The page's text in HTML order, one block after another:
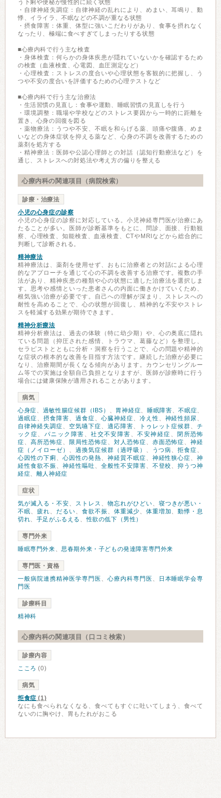
う下痢や便秘が慢性的に続く状態
・自律神経失調症：自律神経の乱れにより、めまい、耳鳴り、動
悸、イライラ、不眠などの不調が重なる状態
・摂食障害：体重、体型に強いこだわりがあり、食事を摂れなく
なったり、極端に食べすぎてしまったりする状態
■心療内科で行う主な検査
・身体検査：何らかの身体疾患が隠れていないかを確認するため
の検査（血液検査、心電図、血圧測定など）
・心理検査：ストレスの度合いや心理状態を客観的に把握し、う
つや不安の度合いを評価するための心理テストなど
■心療内科で行う主な治療法
・生活習慣の見直し：食事や運動、睡眠習慣の見直しを行う
・環境調整：職場や学校などのストレス要因から一時的に距離を
置き、心身の回復を図る
・薬物療法：うつや不安、不眠を和らげる薬、頭痛や腹痛、めま
いなどの身体症状を抑える薬など、心身の不調を改善するための
薬剤を処方する
・精神療法：医師や公認心理師との対話（認知行動療法など）を
通じ、ストレスへの対処法や考え方の偏りを整える
心療内科の関連項目（病院検索）
診療・治療法
小児の心身症の診察
小児の心身症の診察に対応している。小児神経専門医が治療にあ
たることが多い。医師が診断基準をもとに、問診、面接、行動観
察、心理検査、知能検査、血液検査、CTやMRIなどから総合的に
判断して診断される。
精神療法
精神療法は、薬剤を使用せず、おもに治療者との対話による心理
的なアプローチを通じて心の不調を改善する治療です。複数の手
法があり、精神疾患の種類や心の状態に適した治療法を選択しま
す。思考や感情といった患者さんの内面に働きかけていくため、
根気強い治療が必要です。自己への理解が深まり、ストレスへの
耐性を高めることで、心の状態が回復し、精神的な不安やストレ
スを軽減する効果が期待できます。
精神分析療法
精神分析療法は、過去の体験（特に幼少期）や、心の奥底に隠れ
ている問題（抑圧された感情、トラウマ、葛藤など）を整理し、
セラピストとともに分析・洞察を行うことで、心の問題や精神的
な症状の根本的な改善を目指す方法です。継続した治療が必要に
なり、治療期間が長くなる傾向があります。カウンセリングルー
ム等での実施は全額自己負担となりますが、医師が診療時に行う
場合には健康保険が適用されることがあります。
病気
心身症、 過敏性腸症候群（IBS） 、 胃神経症、 睡眠障害、不眠症、
過眠症、 摂食障害、 過食症、 心臓神経症、 冷え性、 神経性頻尿、
自律神経失調症、 空気嚥下症、 適応障害、 トゥレット症候群、チ
ック症、 パニック障害 、社交不安障害 、不安神経症 、 閉所恐怖
症、 高所恐怖症、 限局性恐怖症、 対人恐怖症、 赤面恐怖症、神経
症（ノイローゼ） 、 過換気症候群（過呼吸） 、 うつ病、拒食症、
心因性の下痢 、 心因性の発熱、 神経質不眠症、 神経性狭心症、神
経性食欲不振 、 神経性嘔吐、 全般性不安障害、 不登校、抑うつ神
経症、 離人神経症
症状
気が滅入る・不安、 ストレス 、 物忘れがひどい、 寝つきが悪い・
不眠、 疲れ、 だるい、 食欲不振 、 体重減少、 体重増加、動悸・息
切れ、 手足がふるえる 、性欲の低下（男性）
専門外来
睡眠専門外来、思春期外来・子どもの発達障害専門外来
専門医・資格
一般病院連携精神医学専門医 、 心療内科専門医 、
日本睡眠学会専
門医
診療科目
精神科
心療内科の関連項目（口コミ検索）
診療内容
こころ (0)
病気
拒食症 (1)
なにも食べられなくなる、食べてもすぐに吐いてしまう、食べて
ないのに胸やけ、胃もたれがおこる